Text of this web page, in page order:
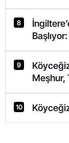
8
9
Meşhur,
10